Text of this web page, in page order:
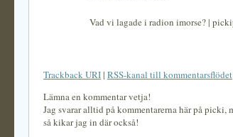
Vad vi lagade i radion imorse? |
Trackback URI| RSS-kanal till kommentarsflödet
Lämna en kommentar vetja!
Jag svarar alltid på kommentarerna här på picki,
så kikar jag in där också!